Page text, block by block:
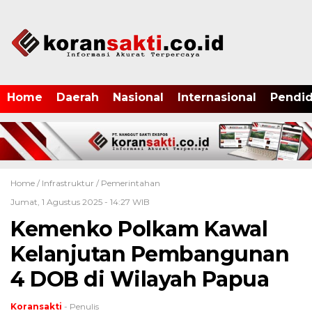
Home Daerah Nasional Internasional
Home / Infrastruktur / Pemerintahan
Jumat, 1 Agustus 2025 - 14:27 WIB
Kemenko Polkam Kawal
Kelanjutan Pembangunan
4 DOB di Wilayah Papua
Koransakti - Penulis